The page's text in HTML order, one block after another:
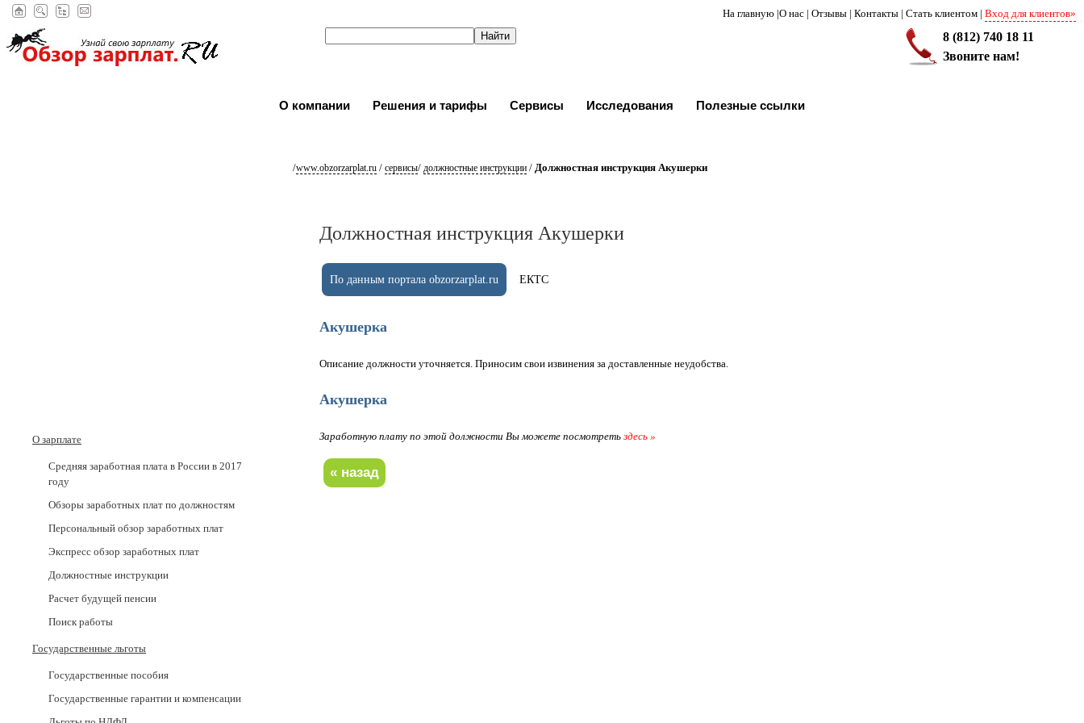
На главную |О нас | Отзывы | Контакты | Стать клиентом | Вход для клиентов»
8 (812) 740 18 11
Звоните нам!
О компании Решения и тарифы Сервисы Исследования Полезные ссылки
/www.obzorzarplat.ru/ сервисы/ должностные инструкции/ Должностная инструкция Акушерки
О зарплате
Средняя заработная плата в России в 2017
годy
Обзоры заработных плат по должностям
Персональный обзор заработных плат
Экспресс обзор заработных плат
Должностные инструкции
Расчет будущей пенсии
Поиск работы
Государственные льготы
Государственные пособия
Государственные гарантии и компенсации
Должностная инструкция Акушерки
По данным портала obzorzarplat.ru ЕКТС
Акушерка
Описание должности уточняется. Приносим свои извинения за доставленные неудобства.
Акушерка
Заработную плату по этой должности Вы можете посмотретьздесь »